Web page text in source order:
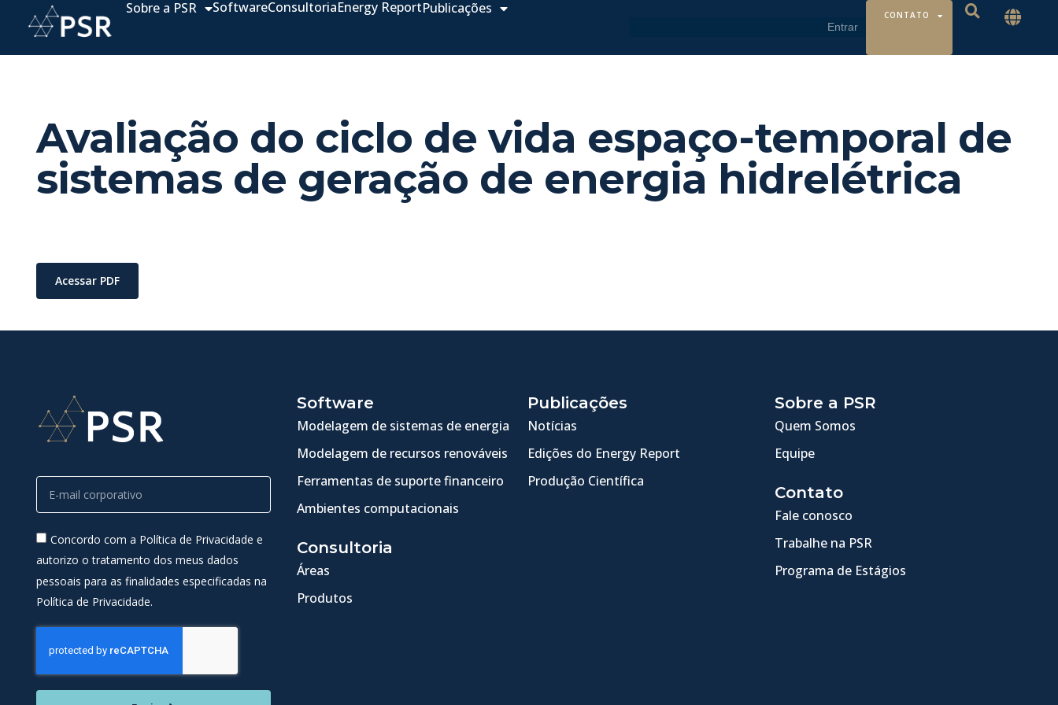
Sobre a PSR SoftwareConsultoriaEnergy ReportPublicações CONTATO
Avaliação do ciclo de vida espaço-temporal de
sistemas de geração de energia hidrelétrica
Acessar PDF
Concordo com a Política de Privacidade e
autorizo o tratamento dos meus dados
pessoais para as finalidades especificadas na
Política de Privacidade.
Software
Modelagem de sistemas de energia
Modelagem de recursos renováveis
Ferramentas de suporte financeiro
Ambientes computacionais
Consultoria
Áreas
Produtos
Publicações
Notícias
Edições do Energy Report
Produção Científica
Sobre a PSR
Quem Somos
Equipe
Contato
Fale conosco
Trabalhe na PSR
Programa de Estágios